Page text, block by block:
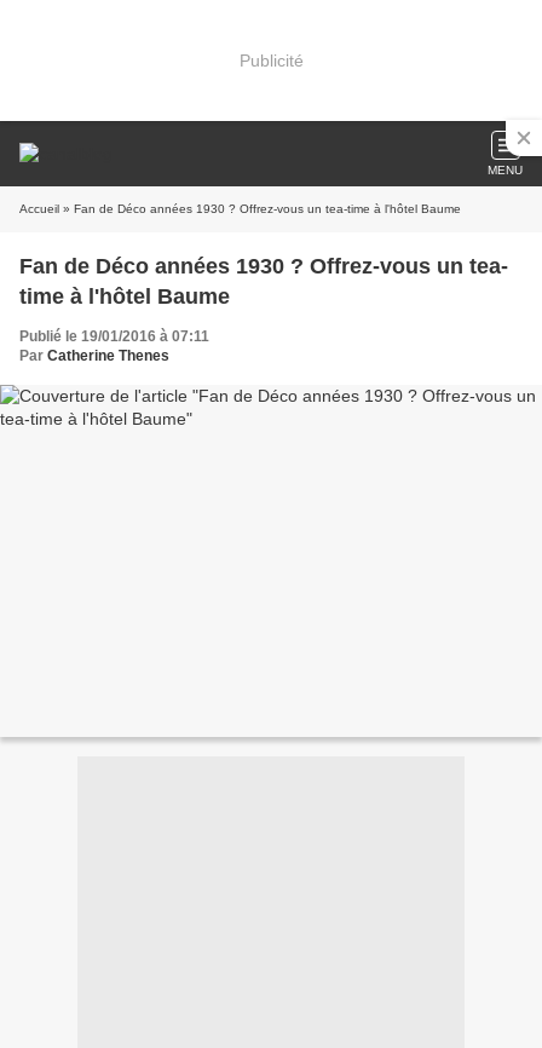
Publicité
MENU
Accueil » Fan de Déco années 1930 ? Offrez-vous un tea-time à l'hôtel Baume
Fan de Déco années 1930 ? Offrez-vous un tea-
time à l'hôtel Baume
Publié le 19/01/2016 à 07:11
Par Catherine Thenes